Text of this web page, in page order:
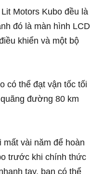
Motors Kubo đều là
đó là màn hình LCD
khiển và một bộ
có thể đạt vận tốc tối
đường 80 km
vài năm để hoàn
trước khi chính thức
tay, bạn có thể